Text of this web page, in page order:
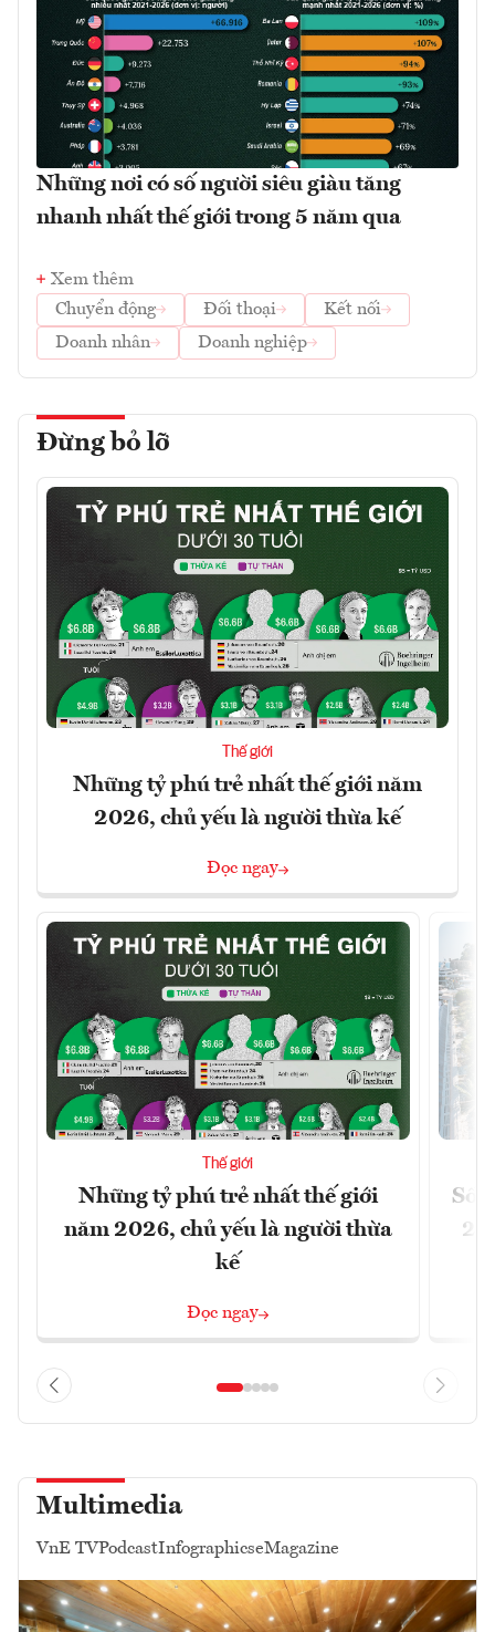
Những nơi có số người siêu giàu tăng
nhanh nhất thế giới trong 5 năm qua
Xem thêm
Chuyển động
Đối thoại
Kết nối
Doanh nhân
Doanh nghiệp
Đừng bỏ lỡ
Thế giới
Những tỷ phú trẻ nhất thế giới năm
2026, chủ yếu là người thừa kế
Đọc ngay
Thế giới
Những tỷ phú trẻ nhất thế giới
năm 2026, chủ yếu là người thừa
kế
Đọc ngay
Số
Multimedia
VnE TVPodcastInfographicseMagazine